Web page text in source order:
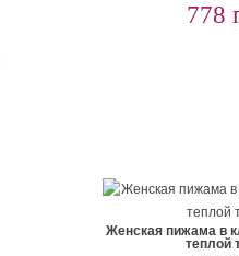
778
Женская пижама в
теплой